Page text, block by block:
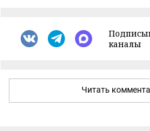
каналы
Читать